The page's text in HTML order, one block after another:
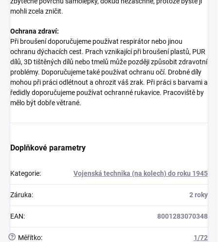
mohli zcela zničit.
Ochrana zdraví:
Při broušení doporučujeme používat respirátor nebo jinou
ochranu dýchacích cest. Prach vznikající při broušení plastů, PUR
dílů, 3D tištěných dílů nebo tmelů může později způsobit zdravotní
problémy. Doporučujeme také používat ochranu očí. Drobné díly
mohou při práci odlétnout a ohrozit váš zrak. Při práci s barvami a
ředidly doporučujeme používat ochranné rukavice. Pracoviště by
mělo být dobře větrané.
Doplňkové parametry
Kategorie: Vojenská technika (na kolech) do roku 1945
Záruka: 2 roky
EAN: 8001283070348
? Měřítko: 1/72